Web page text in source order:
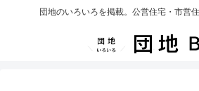
団地のいろいろを掲載。公営住宅・市営